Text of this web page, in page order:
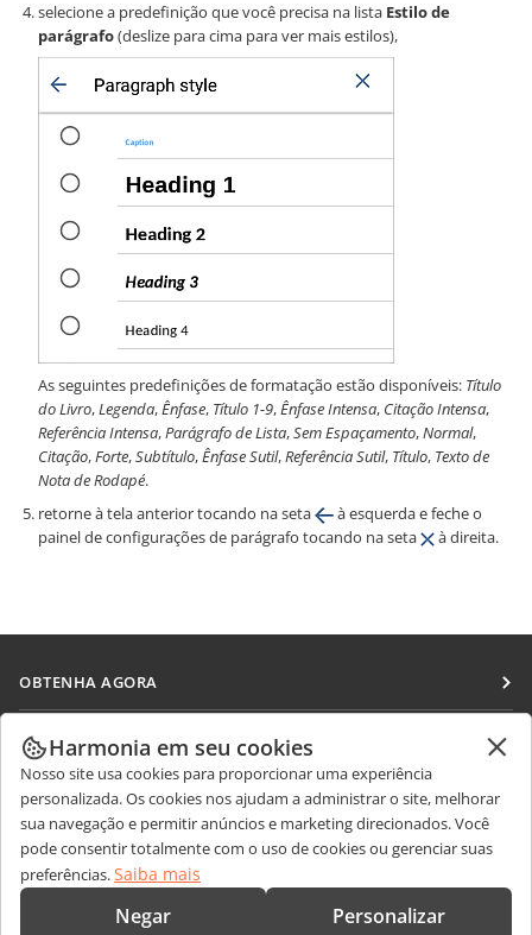
selecione a predefinição que você precisa na lista Estilo de
parágrafo(deslize para cima para ver mais estilos),
As seguintes predefinições de formatação estão disponíveis: Título
do Livro,Legenda,Ênfase, Título 1-9,Ênfase Intensa, Citação Intensa,
Referência Intensa,Parágrafo de Lista,Sem Espaçamento,Normal,
Citação,Forte,Subtítulo,Ênfase Sutil,Referência Sutil, Título, Texto de
Nota de Rodapé.
retorne à tela anterior tocando na seta
à esquerda e feche o
painel de configurações de parágrafo tocando na seta
à direita.
OBTENHA AGORA
Docs
DocSpace
Workspace
Conectores
Aplicativos para desktop
Aplicativos móveis
COLABORAR
Para colaboradores
Para tradutores
Para influenciadores
Vagas
RECEBA NOTÍCIAS
Blog
OBTER AJUDA
Fórum
CONTATE-NOS
Harmonia em seu cookies
Nosso site usa cookies para proporcionar uma experiência
personalizada. Os cookies nos ajudam a administrar o site, melhorar
sua navegação e permitir anúncios e marketing direcionados. Você
pode consentir totalmente com o uso de cookies ou gerenciar suas
preferências.Saiba mais
Negar Personalizar